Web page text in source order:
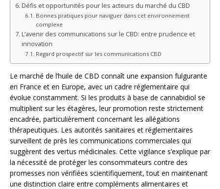
Défis et opportunités pour les acteurs du marché du CBD
Bonnes pratiques pour naviguer dans cet environnement
complexe
L’avenir des communications sur le CBD: entre prudence et
innovation
Regard prospectif sur les communications CBD
Le marché de l’huile de CBD connaît une expansion fulgurante
en France et en Europe, avec un cadre réglementaire qui
évolue constamment. Si les produits à base de cannabidiol se
multiplient sur les étagères, leur promotion reste strictement
encadrée, particulièrement concernant les allégations
thérapeutiques. Les autorités sanitaires et réglementaires
surveillent de près les communications commerciales qui
suggèrent des vertus médicinales. Cette vigilance s’explique par
la nécessité de protéger les consommateurs contre des
promesses non vérifiées scientifiquement, tout en maintenant
une distinction claire entre compléments alimentaires et